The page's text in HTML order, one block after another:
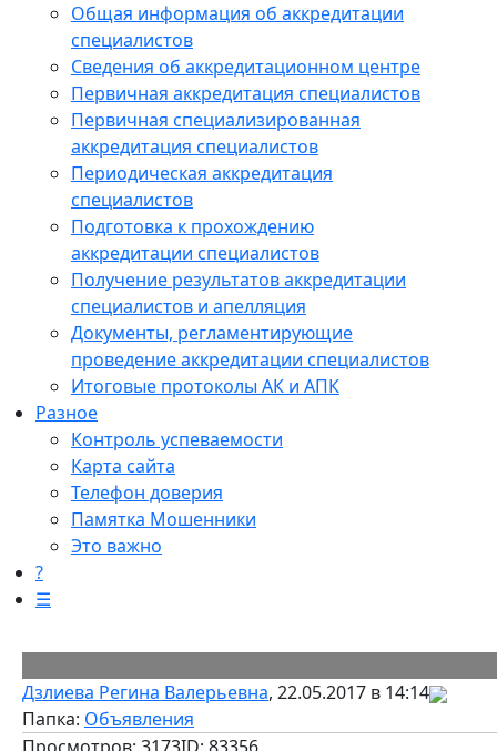
Общая информация об аккредитации
специалистов
Сведения об аккредитационном центре
Первичная аккредитация специалистов
Первичная специализированная
аккредитация специалистов
Периодическая аккредитация
специалистов
Подготовка к прохождению
аккредитации специалистов
Получение результатов аккредитации
специалистов и апелляция
Документы, регламентирующие
проведение аккредитации специалистов
Итоговые протоколы АК и АПК
Разное
Контроль успеваемости
Карта сайта
Телефон доверия
Памятка Мошенники
Это важно
?
☰
Дзлиева Регина Валерьевна, 22.05.2017 в 14:14
Папка: Объявления